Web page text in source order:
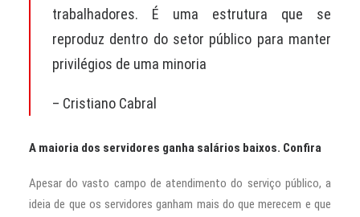
trabalhadores. É uma estrutura que se
reproduz dentro do setor público para manter
privilégios de uma minoria
– Cristiano Cabral
A maioria dos servidores ganha salários baixos. Confira
Apesar do vasto campo de atendimento do serviço público, a
ideia de que os servidores ganham mais do que merecem e que